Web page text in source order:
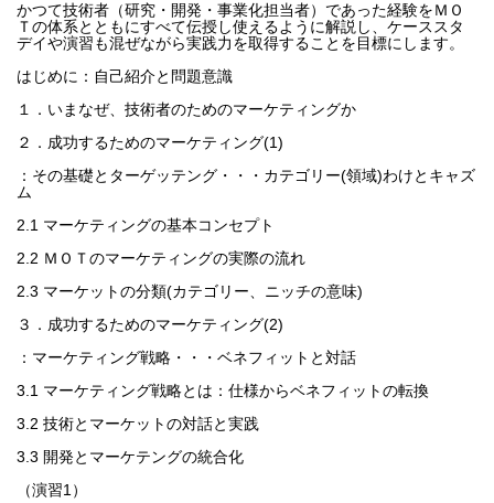
かつて技術者（研究・開発・事業化担当者）であった経験をＭＯ
Ｔの体系とともにすべて伝授し使えるように解説し、ケーススタ
デイや演習も混ぜながら実践力を取得することを目標にします。
はじめに：自己紹介と問題意識
１．いまなぜ、技術者のためのマーケティングか
２．成功するためのマーケティング(1)
：その基礎とターゲッテング・・・カテゴリー(領域)わけとキャズ
ム
2.1 マーケティングの基本コンセプト
2.2 ＭＯＴのマーケティングの実際の流れ
2.3 マーケットの分類(カテゴリー、ニッチの意味)
３．成功するためのマーケティング(2)
：マーケティング戦略・・・ベネフィットと対話
3.1 マーケティング戦略とは：仕様からベネフィットの転換
3.2 技術とマーケットの対話と実践
3.3 開発とマーケテングの統合化
（演習1）